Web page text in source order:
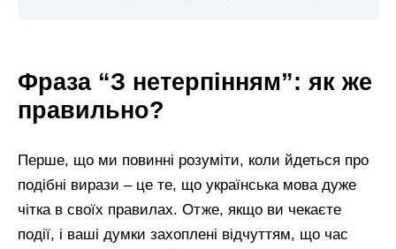
Фраза “З нетерпінням”: як же
правильно?
Перше, що ми повинні розуміти, коли йдеться про
подібні вирази – це те, що українська мова дуже
чітка в своїх правилах. Отже, якщо ви чекаєте
події, і ваші думки захоплені відчуттям, що час